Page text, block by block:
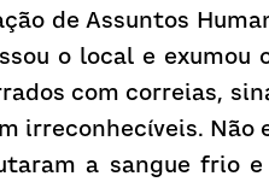
de Assuntos
o local e exumou
com correias,
irreconhecíveis. Não
a sangue frio e